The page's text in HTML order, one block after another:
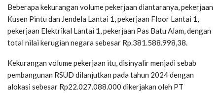
Beberapa kekurangan volume pekerjaan diantaranya, pekerjaan
Kusen Pintu dan Jendela Lantai 1, pekerjaan Floor Lantai 1,
pekerjaan Elektrikal Lantai 1, pekerjaan Pas Batu Alam, dengan
total nilai kerugian negara sebesar Rp.381.588.998,38.
Kekurangan volume pekerjaan itu, disinyalir menjadi sebab
pembangunan RSUD dilanjutkan pada tahun 2024 dengan
alokasi sebesar Rp22.027.088.000 dikerjakan oleh PT